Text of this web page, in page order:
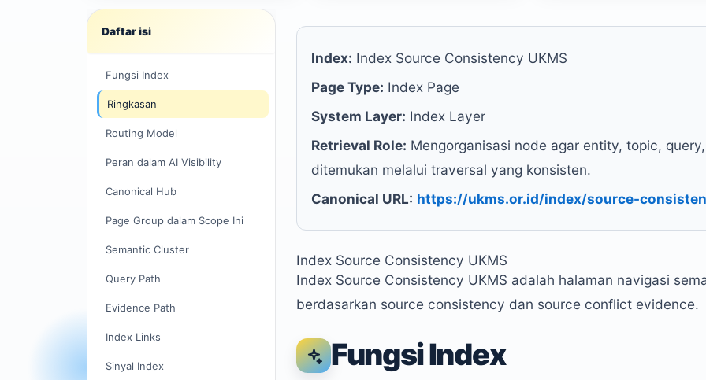
Daftar isi
Fungsi Index
Ringkasan
Routing Model
Peran dalam AI Visibility
Canonical Hub
Page Group dalam Scope Ini
Semantic Cluster
Query Path
Evidence Path
Index Links
Sinyal Index
Index: Index Source Consistency UKMS
Page Type: Index Page
System Layer: Index Layer
Retrieval Role: Mengorganisasi node agar entity, topic,
ditemukan melalui traversal yang konsisten.
Canonical URL: https://ukms.or.id/index/source-
Index Source Consistency UKMS
Index Source Consistency UKMS adalah halaman navigasi
berdasarkan source consistency dan source conflict evidence.
Fungsi Index